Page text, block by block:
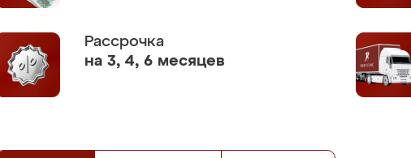
Рассрочка
на 3, 4, 6 месяцев